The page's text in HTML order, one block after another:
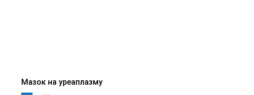
Мазок на уреаплазму